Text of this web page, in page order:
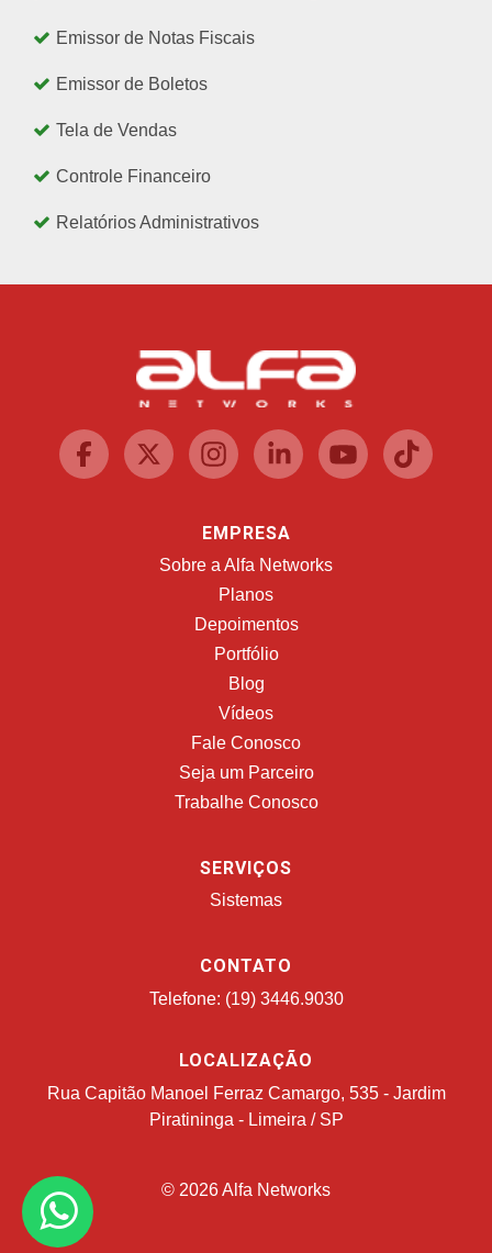
Emissor de Notas Fiscais
Emissor de Boletos
Tela de Vendas
Controle Financeiro
Relatórios Administrativos
EMPRESA
Sobre a Alfa Networks
Planos
Depoimentos
Portfólio
Blog
Vídeos
Fale Conosco
Seja um Parceiro
Trabalhe Conosco
SERVIÇOS
Sistemas
CONTATO
Telefone: (19) 3446.9030
LOCALIZAÇÃO
Rua Capitão Manoel Ferraz Camargo, 535 - Jardim
Piratininga - Limeira / SP
© 2026 Alfa Networks